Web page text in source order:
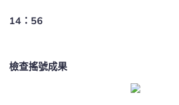
14：56
檢查搖號成果